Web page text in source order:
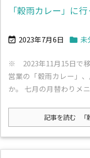
「穀雨カレー」に
 2023年7月6日  未
※ 2023年11月15日で
営業の「穀雨カレー」
か。 七月の月替わりメ
記事を読む 「